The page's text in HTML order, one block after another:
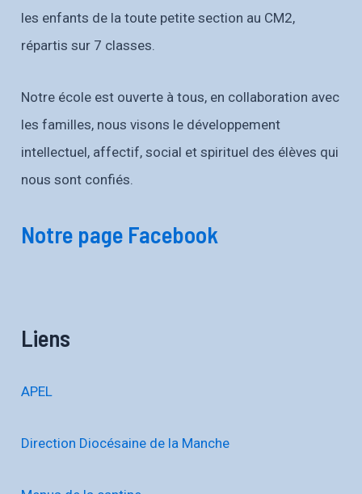
les enfants de la toute petite section au CM2,
répartis sur 7 classes.
Notre école est ouverte à tous, en collaboration avec
les familles, nous visons le développement
intellectuel, affectif, social et spirituel des élèves qui
nous sont confiés.
Notre page Facebook
Liens
APEL
Direction Diocésaine de la Manche